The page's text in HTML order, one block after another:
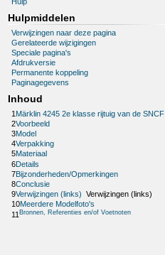
Hulpmiddelen
Verwijzingen naar deze pagina
Gerelateerde wijzigingen
Speciale pagina's
Afdrukversie
Permanente koppeling
Paginagegevens
Inhoud
1 Märklin 4245 2e klasse rijtuig van de SNCF
2Voorbeeld
3Model
4Verpakking
5Materiaal
6Details
7Bijzonderheden/Opmerkingen
8Conclusie
9Verwijzingen (links) Verwijzingen (links)
10Meerdere Modelfoto's
11Bronnen, Referenties en/of Voetnoten